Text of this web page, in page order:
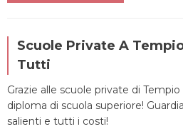
Scuole Private A
Tutti
Grazie alle scuole private di
diploma di scuola superiore!
salienti e tutti i costi!